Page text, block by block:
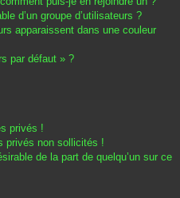
d’un groupe d’utilisateurs ?
apparaissent dans une couleur
par défaut » ?
privés !
privés non sollicités !
de la part de quelqu’un sur ce